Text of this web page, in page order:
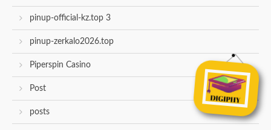
pinup-official-kz.top 3
pinup-zerkalo2026.top
Piperspin Casino
Post
posts